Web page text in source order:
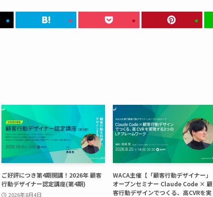
ご好評につき第4期開講！2026年 顧客
行動デザイナー認定講座(第4期)
2026年8月4日
WACA主催【「顧客行動デザイナー」
オープンセミナー Claude Code × 顧
客行動デザインでつくる、高CVRを実